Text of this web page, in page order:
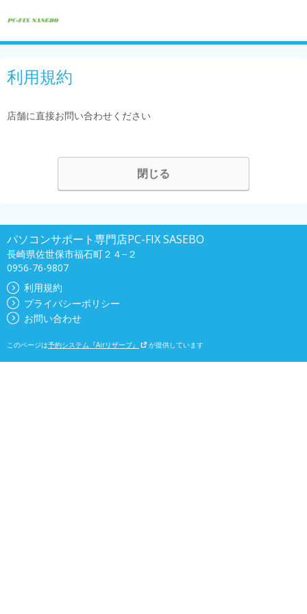
利用規約
店舗に直接お問い合わせください
閉じる
パソコンサポート専門店PC-FIX SASEBO
長崎県佐世保市福石町２４−２
0956-76-9807
利用規約
プライバシーポリシー
お問い合わせ
このページは予約システム『Airリザーブ』 が提供しています